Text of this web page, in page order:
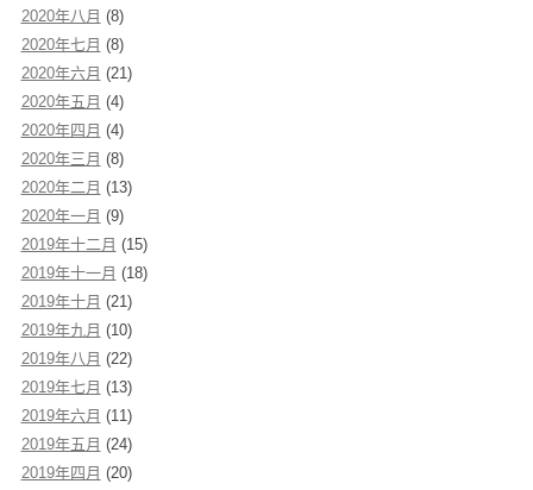
2020年八月 (8)
2020年七月 (8)
2020年六月 (21)
2020年五月 (4)
2020年四月 (4)
2020年三月 (8)
2020年二月 (13)
2020年一月 (9)
2019年十二月 (15)
2019年十一月 (18)
2019年十月 (21)
2019年九月 (10)
2019年八月 (22)
2019年七月 (13)
2019年六月 (11)
2019年五月 (24)
2019年四月 (20)